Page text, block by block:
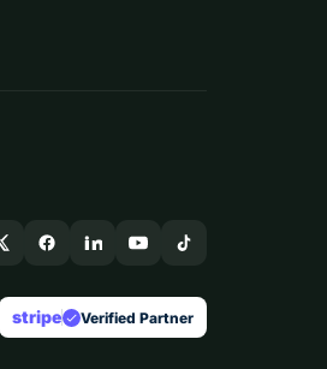
stripe check Verified Partner